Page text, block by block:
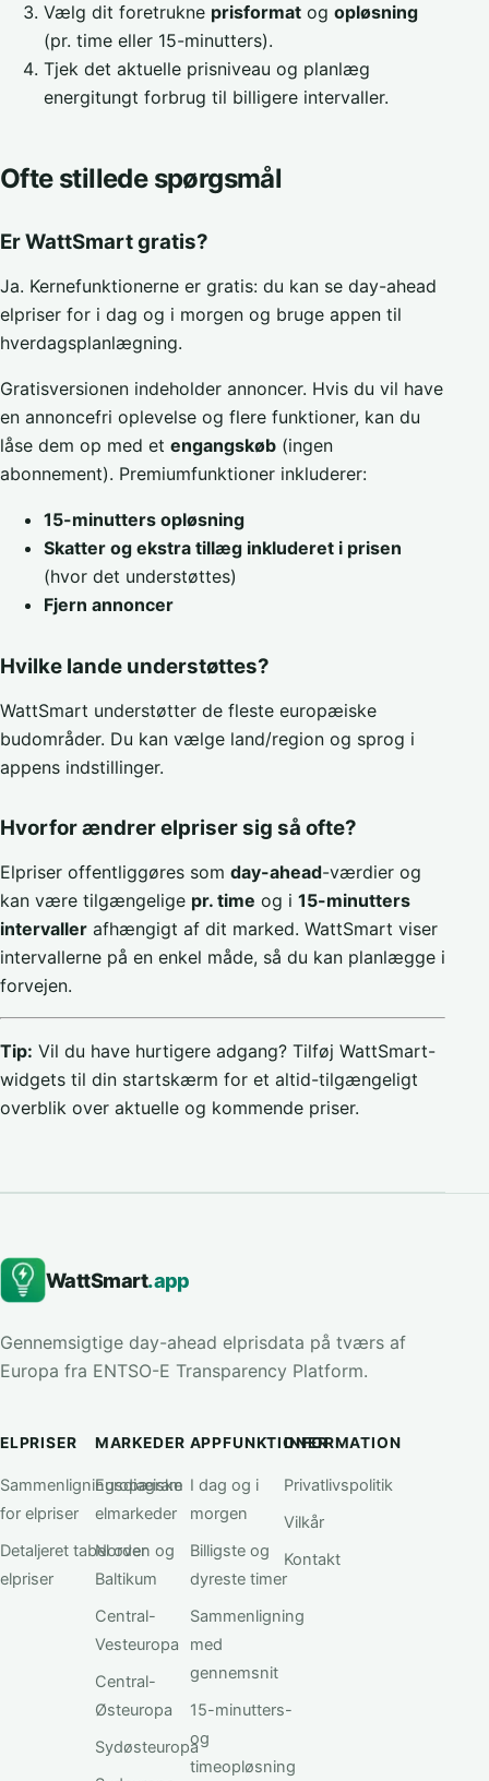
Vælg dit foretrukne prisformat og opløsning
(pr. time eller 15-minutters).
Tjek det aktuelle prisniveau og planlæg
energitungt forbrug til billigere intervaller.
Ofte stillede spørgsmål
Er WattSmart gratis?
Ja. Kernefunktionerne er gratis: du kan se day-ahead
elpriser for i dag og i morgen og bruge appen til
hverdagsplanlægning.
Gratisversionen indeholder annoncer. Hvis du vil have
en annoncefri oplevelse og flere funktioner, kan du
låse dem op med et engangskøb (ingen
abonnement). Premiumfunktioner inkluderer:
15-minutters opløsning
Skatter og ekstra tillæg inkluderet i prisen
(hvor det understøttes)
Fjern annoncer
Hvilke lande understøttes?
WattSmart understøtter de fleste europæiske
budområder. Du kan vælge land/region og sprog i
appens indstillinger.
Hvorfor ændrer elpriser sig så ofte?
Elpriser offentliggøres som day-ahead-værdier og
kan være tilgængelige pr. time og i 15-minutters
intervaller afhængigt af dit marked. WattSmart viser
intervallerne på en enkel måde, så du kan planlægge i
forvejen.
Tip: Vil du have hurtigere adgang? Tilføj WattSmart-
widgets til din startskærm for et altid-tilgængeligt
overblik over aktuelle og kommende priser.
WattSmart.app
Gennemsigtige day-ahead elprisdata på tværs af
Europa fra ENTSO-E Transparency Platform.
ELPRISER
Sammenligningsdiagram
for elpriser
Detaljeret tabel over
elpriser
MARKEDER
Europæiske
elmarkeder
Norden og
Baltikum
Central-
Vesteuropa
Central-
Østeuropa
Sydøsteuropa
APPFUNKTIONER
I dag og i
morgen
Billigste og
dyreste timer
Sammenligning
med
gennemsnit
15-minutters-
og
timeopløsning
INFORMATION
Privatlivspolitik
Vilkår
Kontakt